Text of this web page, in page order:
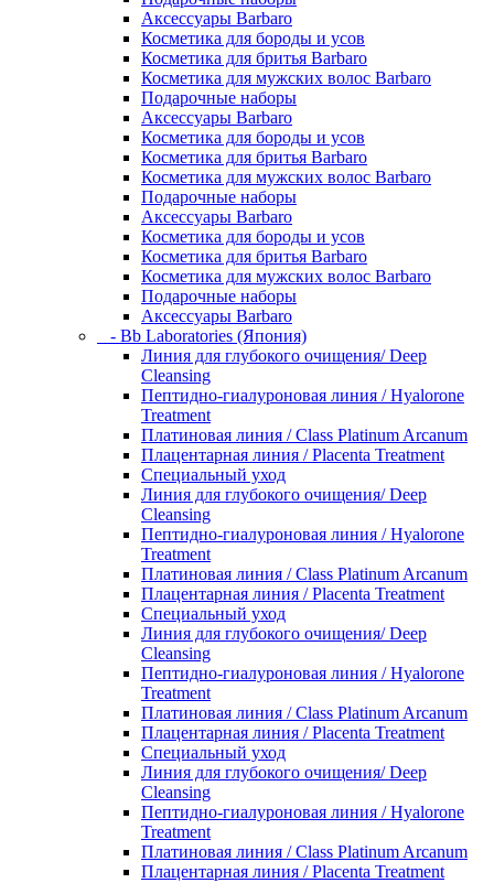
Аксессуары Barbaro
Косметика для бороды и усов
Косметика для бритья Barbaro
Косметика для мужских волос Barbaro
Подарочные наборы
Аксессуары Barbaro
Косметика для бороды и усов
Косметика для бритья Barbaro
Косметика для мужских волос Barbaro
Подарочные наборы
Аксессуары Barbaro
Косметика для бороды и усов
Косметика для бритья Barbaro
Косметика для мужских волос Barbaro
Подарочные наборы
Аксессуары Barbaro
- Bb Laboratories (Япония)
Линия для глубокого очищения/ Deep
Cleansing
Пептидно-гиалуроновая линия / Hyalorone
Treatment
Платиновая линия / Class Platinum Arcanum
Плацентарная линия / Placenta Treatment
Специальный уход
Линия для глубокого очищения/ Deep
Cleansing
Пептидно-гиалуроновая линия / Hyalorone
Treatment
Платиновая линия / Class Platinum Arcanum
Плацентарная линия / Placenta Treatment
Специальный уход
Линия для глубокого очищения/ Deep
Cleansing
Пептидно-гиалуроновая линия / Hyalorone
Treatment
Платиновая линия / Class Platinum Arcanum
Плацентарная линия / Placenta Treatment
Специальный уход
Линия для глубокого очищения/ Deep
Cleansing
Пептидно-гиалуроновая линия / Hyalorone
Treatment
Платиновая линия / Class Platinum Arcanum
Плацентарная линия / Placenta Treatment